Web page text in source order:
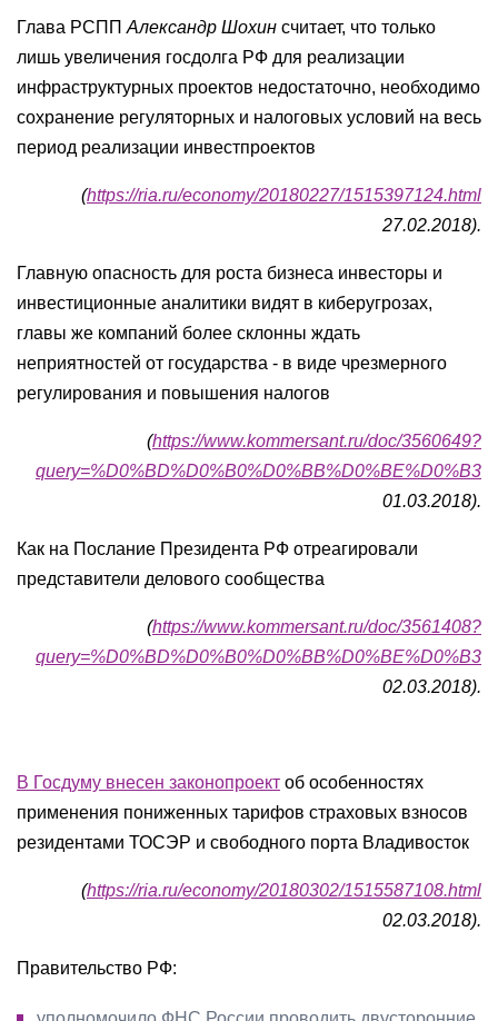
Глава РСПП Александр Шохин считает, что только
лишь увеличения госдолга РФ для реализации
инфраструктурных проектов недостаточно, необходимо
сохранение регуляторных и налоговых условий на весь
период реализации инвестпроектов
(https://ria.ru/economy/20180227/1515397124.html
27.02.2018).
Главную опасность для роста бизнеса инвесторы и
инвестиционные аналитики видят в киберугрозах,
главы же компаний более склонны ждать
неприятностей от государства - в виде чрезмерного
регулирования и повышения налогов
(https://www.kommersant.ru/doc/3560649?
query=%D0%BD%D0%B0%D0%BB%D0%BE%D0%B3
01.03.2018).
Как на Послание Президента РФ отреагировали
представители делового сообщества
(https://www.kommersant.ru/doc/3561408?
query=%D0%BD%D0%B0%D0%BB%D0%BE%D0%B3
02.03.2018).
В Госдуму внесен законопроект об особенностях
применения пониженных тарифов страховых взносов
резидентами ТОСЭР и свободного порта Владивосток
(https://ria.ru/economy/20180302/1515587108.html
02.03.2018).
Правительство РФ: